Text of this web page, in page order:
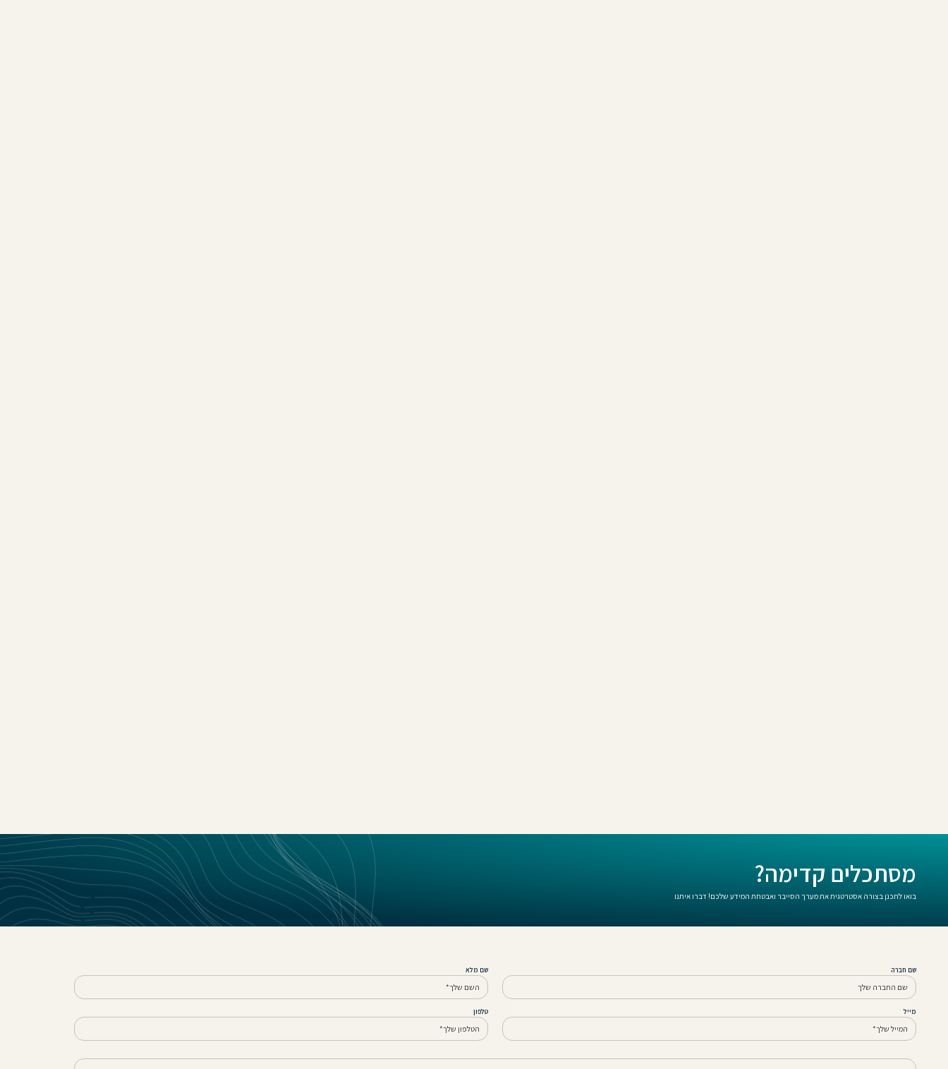
מסתכלים קדימה?
בואו לתכנן בצורה אסטרטגית את מערך הסייבר ואבטחת המידע שלכם! דברו איתנו
שם חברה שם מלא
מייל טלפון